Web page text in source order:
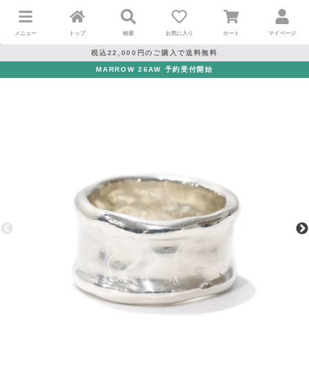
メニュー トップ 検索 お気に入り カート マイページ
税込22,000円のご購入で送料無料
MARROW 26AW 予約受付開始